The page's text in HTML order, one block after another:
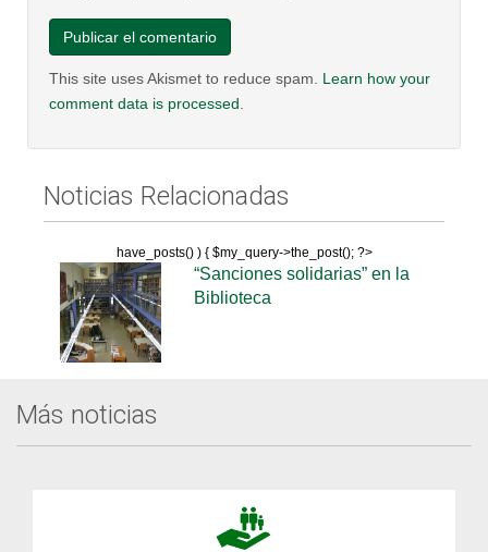
This site uses Akismet to reduce spam. Learn how your
comment data is processed
Noticias Relacionadas
have_posts() ) { $my_query->the_post(); ?>
“Sanciones solidarias” en la
Biblioteca
Más noticias